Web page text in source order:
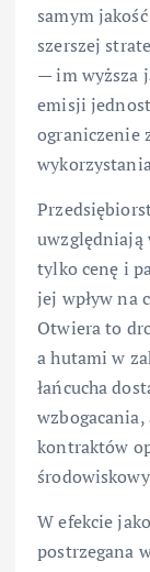
samym
szerszej
— im wyższa
emisji
ograniczenie
uwzględniają
tylko cenę i
jej wpływ na
Otwiera to
a hutami w
łańcucha
kontraktów
W efekcie
postrzegana